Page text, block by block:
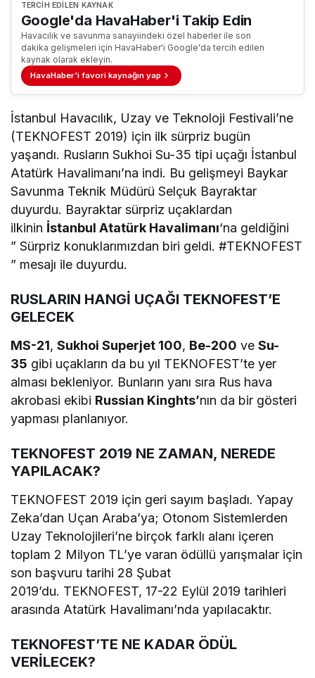
TERCIH EDILEN KAYNAK
Google'da HavaHaber'i Takip Edin
Havacılık ve savunma sanayiindeki özel haberler ile son
dakika gelişmeleri için HavaHaber'i Google'da tercih edilen
kaynak olarak ekleyin.
HavaHaber'i favori kaynağın yap
İstanbul Havacılık, Uzay ve Teknoloji Festivali’ne
(TEKNOFEST 2019) için ilk sürpriz bugün
yaşandı. Rusların Sukhoi Su-35 tipi uçağı İstanbul
Atatürk Havalimanı’na indi. Bu gelişmeyi Baykar
Savunma Teknik Müdürü Selçuk Bayraktar
duyurdu. Bayraktar sürpriz uçaklardan
ilkinin İstanbul Atatürk Havalimanı‘na geldiğini
”Sürpriz konuklarımızdan biri geldi. #TEKNOFEST
” mesajı ile duyurdu.
RUSLARIN HANGİ UÇAĞI TEKNOFEST’E
GELECEK
MS-21,Sukhoi Superjet 100, Be-200 veSu-
35 gibi uçakların da bu yıl TEKNOFEST’te yer
alması bekleniyor. Bunların yanı sıra Rus hava
akrobasi ekibi Russian Kinghts’nın da bir gösteri
yapması planlanıyor.
TEKNOFEST 2019 NE ZAMAN, NEREDE
YAPILACAK?
TEKNOFEST 2019 için geri sayım başladı. Yapay
Zeka’dan Uçan Araba’ya; Otonom Sistemlerden
Uzay Teknolojileri’ne birçok farklı alanı içeren
toplam 2 Milyon TL’ye varan ödüllü yarışmalar için
son başvuru tarihi 28 Şubat
2019’du. TEKNOFEST, 17-22 Eylül 2019 tarihleri
arasında Atatürk Havalimanı’nda yapılacaktır.
TEKNOFEST’TE NE KADAR ÖDÜL
VERİLECEK?